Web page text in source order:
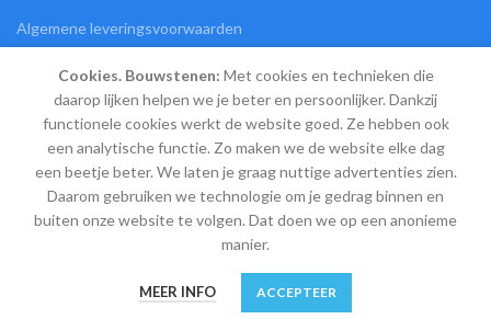
Algemene leveringsvoorwaarden
Retourneren, ruilen en garantie
Verzendkosten, verzending en afhalen
Privacy en Cookies
Contact
Cookies. Bouwstenen: Met cookies en technieken die
daarop lijken helpen we je beter en persoonlijker. Dankzij
functionele cookies werkt de website goed. Ze hebben ook
een analytische functie. Zo maken we de website elke dag
een beetje beter. We laten je graag nuttige advertenties zien.
Daarom gebruiken we technologie om je gedrag binnen en
buiten onze website te volgen. Dat doen we op een anonieme
manier.
MEER INFO ACCEPTEER
Winkelwagen